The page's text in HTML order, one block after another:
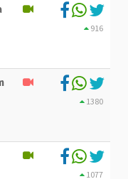
916
1380
1077